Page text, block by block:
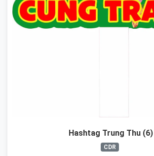
Hashtag Trung Thu (6)
CDR